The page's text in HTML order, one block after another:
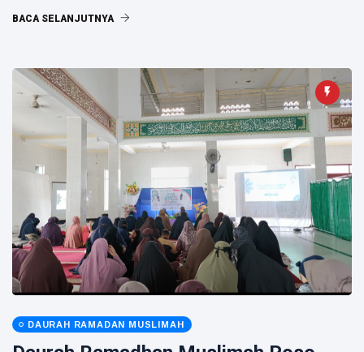
BACA SELANJUTNYA
DAURAH RAMADAN MUSLIMAH